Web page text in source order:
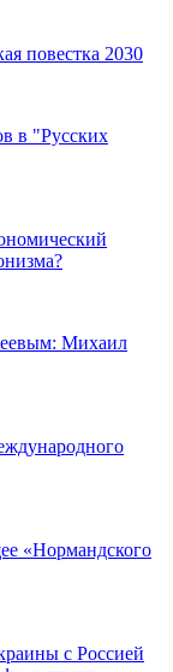
повестка 2030
в "Русских
Михаил
«Нормандского
с Россией